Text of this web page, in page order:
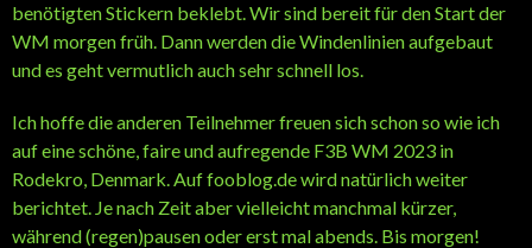
benötigten Stickern beklebt. Wir sind bereit für den Start der
WM morgen früh. Dann werden die Windenlinien aufgebaut
und es geht vermutlich auch sehr schnell los.
Ich hoffe die anderen Teilnehmer freuen sich schon so wie ich
auf eine schöne, faire und aufregende F3B WM 2023 in
Rodekro, Denmark. Auf fooblog.de wird natürlich weiter
berichtet. Je nach Zeit aber vielleicht manchmal kürzer,
während (regen)pausen oder erst mal abends. Bis morgen!